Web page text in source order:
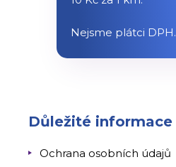
Nejsme plátci DPH.
Důležité informace
Ochrana osobních údajů